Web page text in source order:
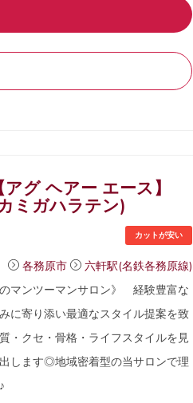
グ ヘアー エース】
ミガハラテン)
カットが安い
各務原市
六軒駅(名鉄各務原線)
マンツーマンサロン》 経験豊富な
に寄り添い最適なスタイル提案を致
・クセ・骨格・ライフスタイルを見
します◎地域密着型の当サロンで理